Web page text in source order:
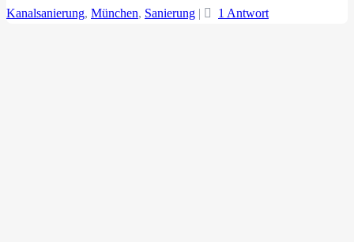
Kanalsanierung, München, Sanierung | 1 Antwort